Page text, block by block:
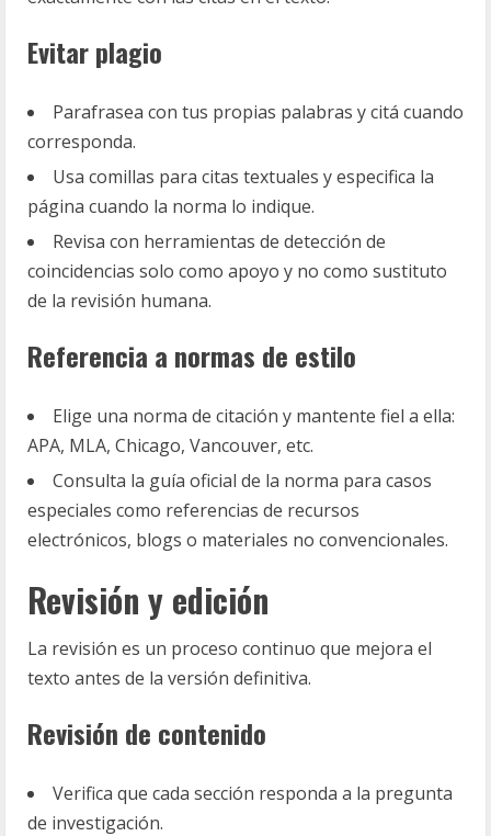
Evitar plagio
Parafrasea con tus propias palabras y citá cuando
corresponda.
Usa comillas para citas textuales y especifica la
página cuando la norma lo indique.
Revisa con herramientas de detección de
coincidencias solo como apoyo y no como sustituto
de la revisión humana.
Referencia a normas de estilo
Elige una norma de citación y mantente fiel a ella:
APA, MLA, Chicago, Vancouver, etc.
Consulta la guía oficial de la norma para casos
especiales como referencias de recursos
electrónicos, blogs o materiales no convencionales.
Revisión y edición
La revisión es un proceso continuo que mejora el
texto antes de la versión definitiva.
Revisión de contenido
Verifica que cada sección responda a la pregunta
de investigación.